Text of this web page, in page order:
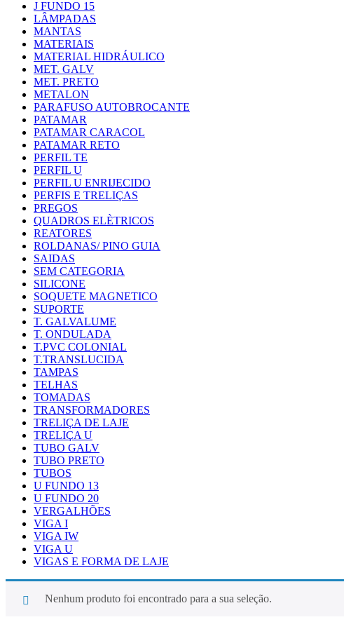
J FUNDO 15
LÂMPADAS
MANTAS
MATERIAIS
MATERIAL HIDRÁULICO
MET. GALV
MET. PRETO
METALON
PARAFUSO AUTOBROCANTE
PATAMAR
PATAMAR CARACOL
PATAMAR RETO
PERFIL TE
PERFIL U
PERFIL U ENRIJECIDO
PERFIS E TRELIÇAS
PREGOS
QUADROS ELÈTRICOS
REATORES
ROLDANAS/ PINO GUIA
SAIDAS
SEM CATEGORIA
SILICONE
SOQUETE MAGNETICO
SUPORTE
T. GALVALUME
T. ONDULADA
T.PVC COLONIAL
T.TRANSLUCIDA
TAMPAS
TELHAS
TOMADAS
TRANSFORMADORES
TRELIÇA DE LAJE
TRELIÇA U
TUBO GALV
TUBO PRETO
TUBOS
U FUNDO 13
U FUNDO 20
VERGALHÕES
VIGA I
VIGA IW
VIGA U
VIGAS E FORMA DE LAJE
Nenhum produto foi encontrado para a sua seleção.